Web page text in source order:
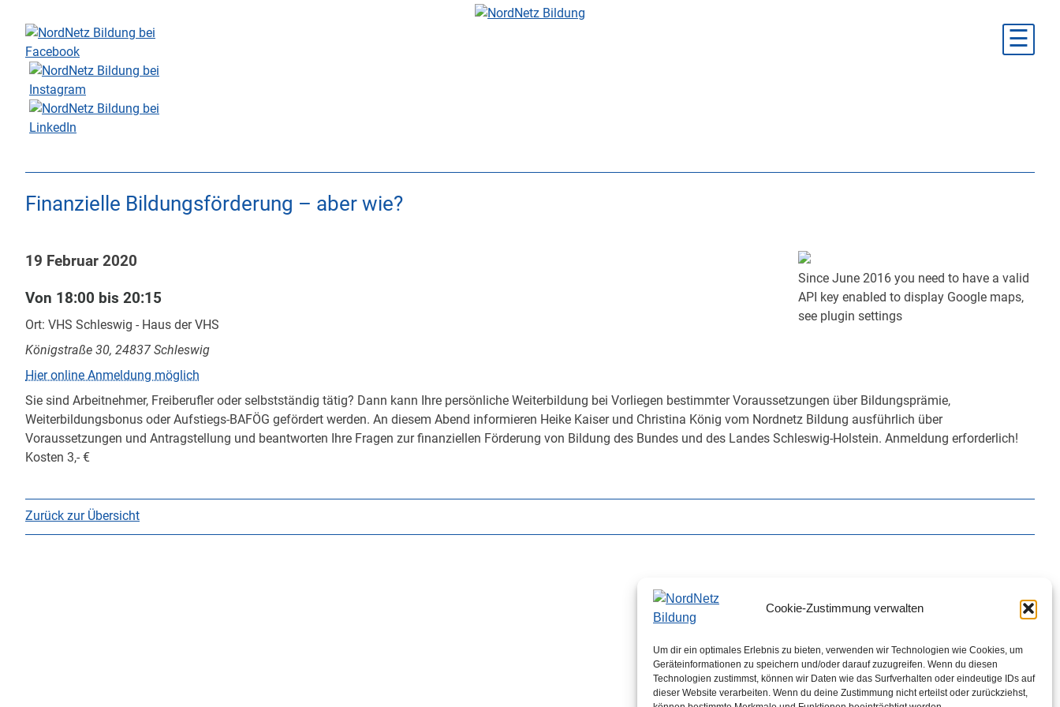
Cookie-Zustimmung verwalten
Um dir ein optimales Erlebnis zu bieten, verwenden wir Technologien wie Cookies, um
Geräteinformationen zu speichern und/oder darauf zuzugreifen. Wenn du diesen
Technologien zustimmst, können wir Daten wie das Surfverhalten oder eindeutige IDs auf
dieser Website verarbeiten. Wenn du deine Zustimmung nicht erteilst oder zurückziehst,
content
☰
Finanzielle Bildungsförderung – aber wie?
Since June 2016 you need to have a valid
API key enabled to display Google maps,
see plugin settings
19 Februar 2020
Von 18:00 bis 20:15
Ort: VHS Schleswig - Haus der VHS
Königstraße 30, 24837 Schleswig
Hier online Anmeldung möglich
Sie sind Arbeitnehmer, Freiberufler oder selbstständig tätig? Dann kann Ihre persönliche Weiterbildung bei Vorliegen bestimmter Voraussetzungen über Bildungsprämie,
Weiterbildungsbonus oder Aufstiegs-BAFÖG gefördert werden. An diesem Abend informieren Heike Kaiser und Christina König vom Nordnetz Bildung ausführlich über
Voraussetzungen und Antragstellung und beantworten Ihre Fragen zur finanziellen Förderung von Bildung des Bundes und des Landes Schleswig-Holstein. Anmeldung erforderlich!
Kosten 3,- €
Zurück zur Übersicht